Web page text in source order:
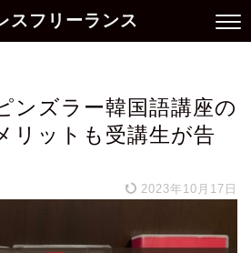
スフリーランス
ンズラー韓国語講座の
リットも受講生が告
2023年10月17日